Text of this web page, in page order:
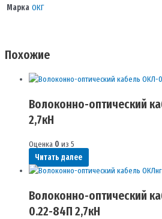
Марка ОКГ
Похожие
Волоконно-оптический
2,7кН
Оценка 0 из 5
Читать далее
Волоконно-оптический
0.22-84П 2,7кН